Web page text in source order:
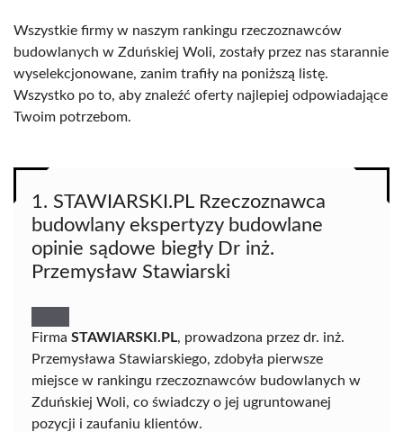
Wszystkie firmy w naszym rankingu rzeczoznawców
budowlanych w Zduńskiej Woli, zostały przez nas starannie
wyselekcjonowane, zanim trafiły na poniższą listę.
Wszystko po to, aby znaleźć oferty najlepiej odpowiadające
Twoim potrzebom.
1. STAWIARSKI.PL Rzeczoznawca
budowlany ekspertyzy budowlane
opinie sądowe biegły Dr inż.
Przemysław Stawiarski
Firma STAWIARSKI.PL, prowadzona przez dr. inż.
Przemysława Stawiarskiego, zdobyła pierwsze
miejsce w rankingu rzeczoznawców budowlanych w
Zduńskiej Woli, co świadczy o jej ugruntowanej
pozycji i zaufaniu klientów.